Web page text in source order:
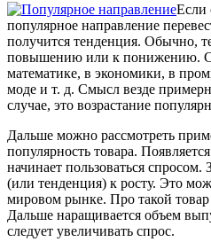
Если
популярное направление
получится тенденция. Обычно,
повышению или к понижению.
математике, в экономики, в
моде и т. д. Смысл везде
случае, это возрастание
Дальше можно рассмотреть
популярность товара.
начинает пользоваться спросом.
(или тенденция) к росту. Это
мировом рынке. Про такой товар
Дальше наращивается объем
следует увеличивать спрос.